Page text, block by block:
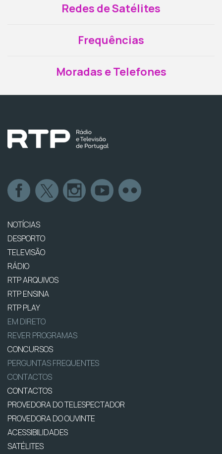
Redes de Satélites
Frequências
Moradas e Telefones
NOTÍCIAS
DESPORTO
TELEVISÃO
RÁDIO
RTP ARQUIVOS
RTP ENSINA
RTP PLAY
EM DIRETO
REVER PROGRAMAS
CONCURSOS
PERGUNTAS FREQUENTES
CONTACTOS
CONTACTOS
PROVEDORA DO TELESPECTADOR
PROVEDORA DO OUVINTE
ACESSIBILIDADES
SATÉLITES